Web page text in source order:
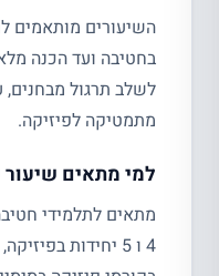
השיעורים מותאמים
לשלב תרגול מבחנים,
מתמטיקה לפיזיקה.
למי מתאים שיעור
4 ו 5 יחידות